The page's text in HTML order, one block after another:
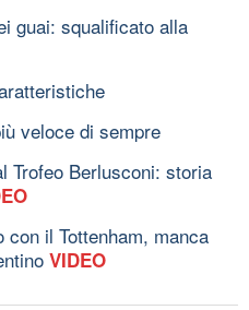
guai: squalificato alla
veloce di sempre
Trofeo Berlusconi: storia
il Tottenham, manca
VIDEO